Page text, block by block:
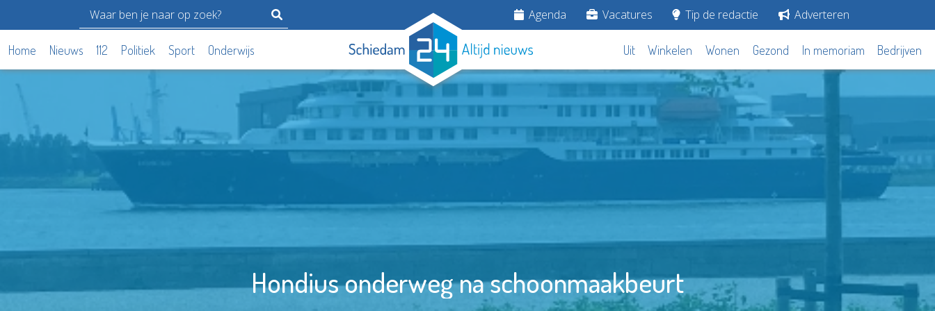
Agenda Vacatures Tip de redactie Adverteren
Home Nieuws 112 Politiek Sport Onderwijs Uit Winkelen Wonen Gezond In memoriam Bedrijven
Hondius onderweg na schoonmaakbeurt